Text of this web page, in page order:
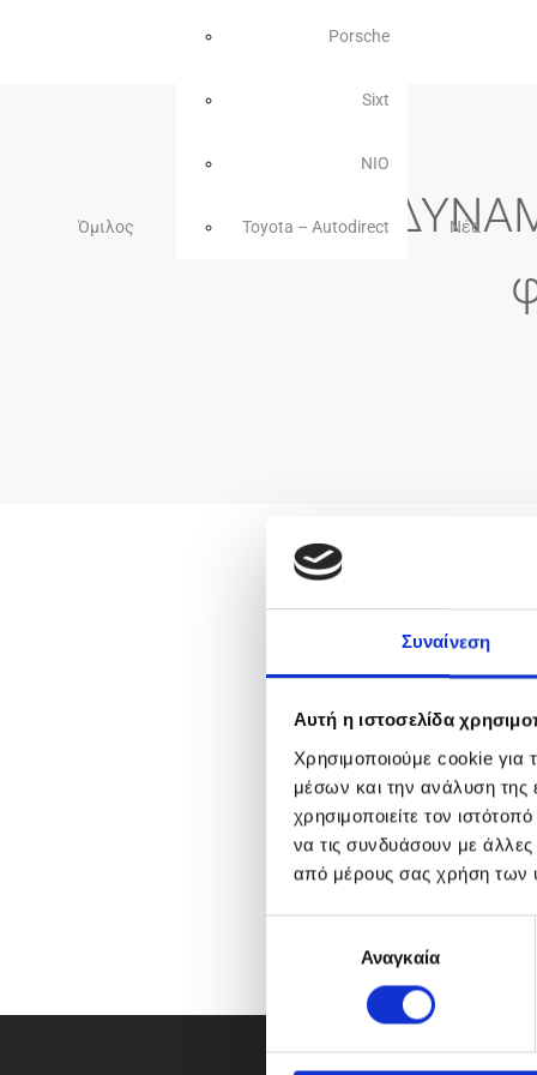
Συναίνεση
Αυτή η ιστοσελίδα
Χρησιμοποιούμε cookie για
μέσων και την ανάλυση της
χρησιμοποιείτε τον
να τις συνδυάσουν με
από μέρους σας χρήση των
λ
Αναγκαία
Όμιλος
Porsche
Sixt
NIO
Toyota – Autodirect Νέα